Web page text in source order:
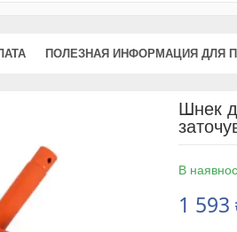
ПОЛЕЗНАЯ ИНФОРМАЦИЯ ДЛЯ
Шнек
В
1 593